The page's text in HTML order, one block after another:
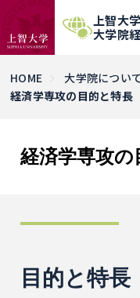
上智大
大学院
HOME 大学院につい
経済学専攻の目的と特長
経済学専攻の
目的と特長